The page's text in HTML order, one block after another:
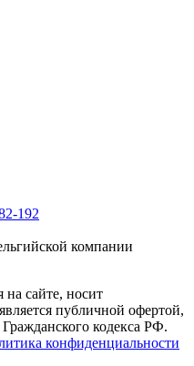
192
компании
сайте, носит
публичной офертой,
кодекса РФ.
конфиденциальности